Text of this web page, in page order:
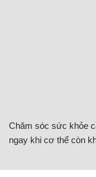
Chăm sóc sức khỏe
ngay khi cơ thể còn